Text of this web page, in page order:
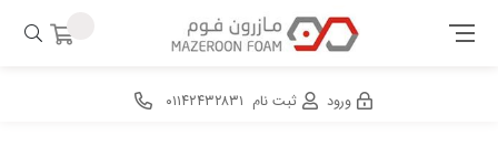
ورود ثبت نام ۰۱۱۴۲۴۳۲۸۳۱